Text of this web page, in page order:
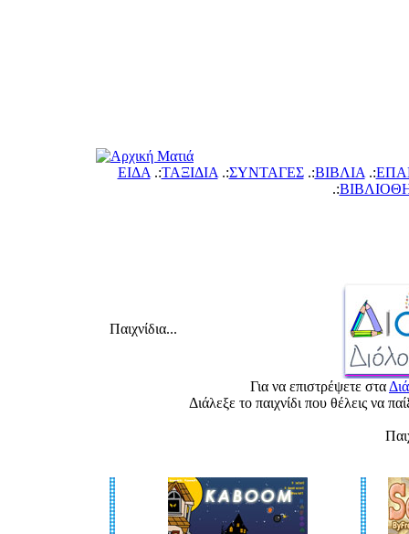
ΕΙΔΑ .:ΤΑΞΙΔΙΑ .:ΣΥΝΤΑΓΕΣ.:ΙΒΛΙΑ .:
.:
Παιχνίδια...
Για να επιστρέψετε στ
Διάλεξε το παιχνίδι που θέλεις να